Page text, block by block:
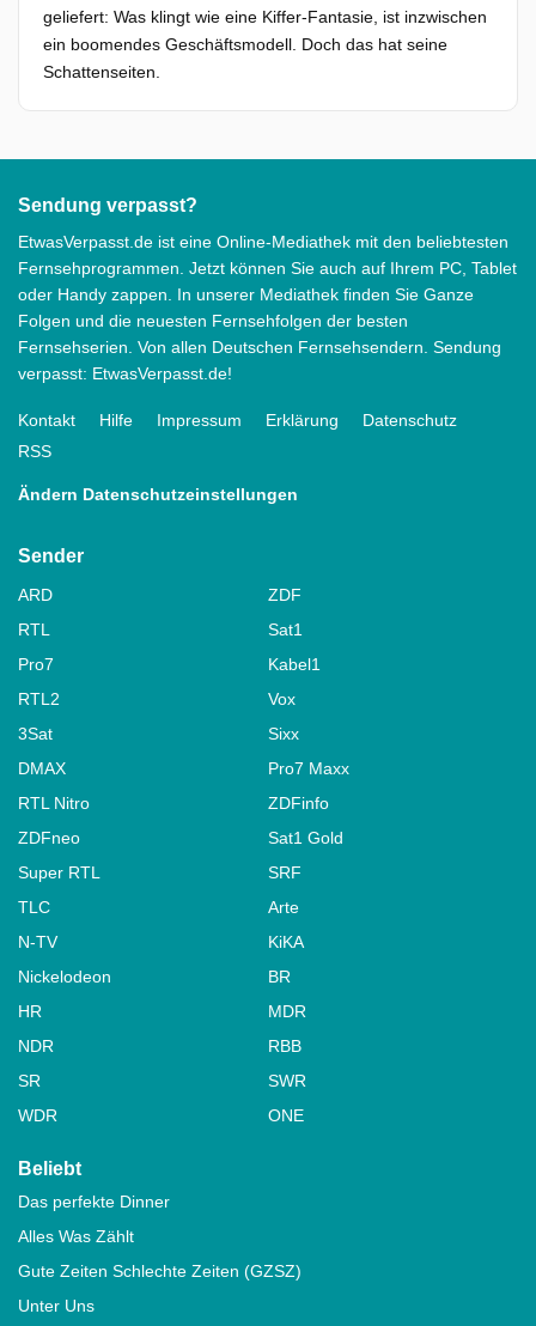
geliefert: Was klingt wie eine Kiffer-Fantasie, ist inzwischen
ein boomendes Geschäftsmodell. Doch das hat seine
Schattenseiten.
Sendung verpasst?
EtwasVerpasst.de ist eine Online-Mediathek mit den beliebtesten
Fernsehprogrammen. Jetzt können Sie auch auf Ihrem PC, Tablet
oder Handy zappen. In unserer Mediathek finden Sie Ganze
Folgen und die neuesten Fernsehfolgen der besten
Fernsehserien. Von allen Deutschen Fernsehsendern. Sendung
verpasst: EtwasVerpasst.de!
Kontakt Hilfe Impressum Erklärung
Datenschutz
RSS
Ändern Datenschutzeinstellungen
Sender
ARD
ZDF
RTL
Sat1
Pro7
Kabel1
RTL2
Vox
3Sat
Sixx
DMAX
Pro7 Maxx
RTL Nitro
ZDFinfo
ZDFneo
Sat1 Gold
Super RTL
SRF
TLC
Arte
N-TV
KiKA
Nickelodeon
BR
HR
MDR
NDR
RBB
SR
SWR
WDR
ONE
Beliebt
Das perfekte Dinner
Alles Was Zählt
Gute Zeiten Schlechte Zeiten (GZSZ)
Unter Uns